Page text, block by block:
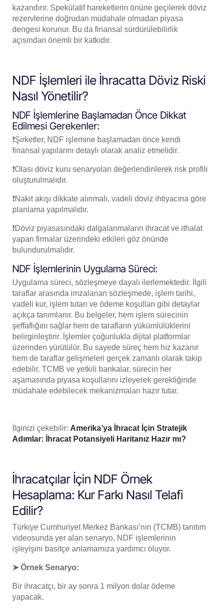
kazandırır. Spekülatif hareketlerin önüne geçilerek döviz
rezervlerine doğrudan müdahale olmadan piyasa
dengesi korunur. Bu da finansal sürdürülebilirlik
açısından önemli bir katkıdır.
NDF İşlemleri ile İhracatta Döviz Riski
Nasıl Yönetilir?
NDF İşlemlerine Başlamadan Önce Dikkat
Edilmesi Gerekenler:
❗Şirketler, NDF işlemine başlamadan önce kendi
finansal yapılarını detaylı olarak analiz etmelidir.
❗Olası döviz kuru senaryoları değerlendirilerek risk profili
oluşturulmalıdır.
❗Nakit akışı dikkate alınmalı, vadeli döviz ihtiyacına göre
planlama yapılmalıdır.
❗Döviz piyasasındaki dalgalanmaların ihracat ve ithalat
yapan firmalar üzerindeki etkileri göz önünde
bulundurulmalıdır.
NDF İşlemlerinin Uygulama Süreci:
Uygulama süreci, sözleşmeye dayalı ilerlemektedir. İlgili
taraflar arasında imzalanan sözleşmede, işlem tarihi,
vadeli kur, işlem tutarı ve ödeme koşulları gibi detaylar
açıkça tanımlanır. Bu belgeler, hem işlem sürecinin
şeffaflığını sağlar hem de tarafların yükümlülüklerini
belirginleştirir. İşlemler çoğunlukla dijital platformlar
üzerinden yürütülür. Bu sayede süreç hem hız kazanır
hem de taraflar gelişmeleri gerçek zamanlı olarak takip
edebilir. TCMB ve yetkili bankalar, sürecin her
aşamasında piyasa koşullarını izleyerek gerektiğinde
müdahale edebilecek mekanizmaları hazır tutar.
İlginizi çekebilir: Amerika’ya İhracat İçin Stratejik
Adımlar: İhracat Potansiyeli Haritanız Hazır mı?
İhracatçılar İçin NDF Örnek
Hesaplama: Kur Farkı Nasıl Telafi
Edilir?
Türkiye Cumhuriyet Merkez Bankası’nın (TCMB) tanıtım
videosunda yer alan senaryo, NDF işlemlerinin
işleyişini basitçe anlamamıza yardımcı oluyor.
➤ Örnek Senaryo:
Bir ihracatçı, bir ay sonra 1 milyon dolar ödeme
yapacak.